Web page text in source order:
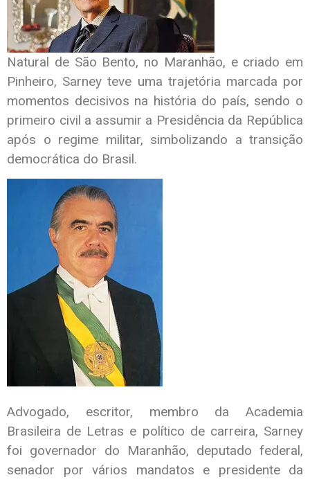
Natural de São Bento, no Maranhão, e criado em
Pinheiro, Sarney teve uma trajetória marcada por
momentos decisivos na história do país, sendo o
primeiro civil a assumir a Presidência da República
após o regime militar, simbolizando a transição
democrática do Brasil.
Advogado, escritor, membro da Academia
Brasileira de Letras e político de carreira, Sarney
foi governador do Maranhão, deputado federal,
senador por vários mandatos e presidente da